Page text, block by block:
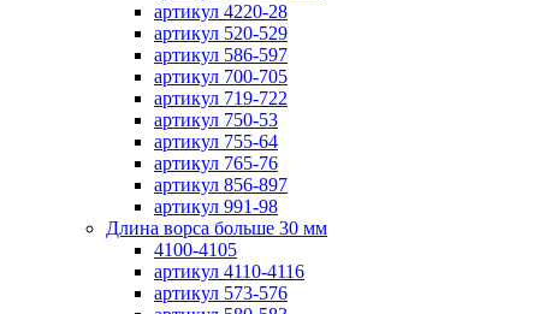
артикул 4220-28
артикул 520-529
артикул 586-597
артикул 700-705
артикул 719-722
артикул 750-53
артикул 755-64
артикул 765-76
артикул 856-897
артикул 991-98
Длина ворса больше 30 мм
4100-4105
артикул 4110-4116
артикул 573-576